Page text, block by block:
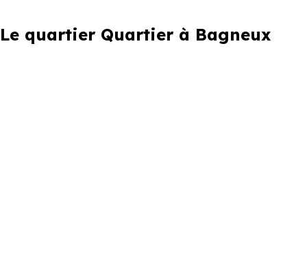
Le quartier Quartier à Bagneux